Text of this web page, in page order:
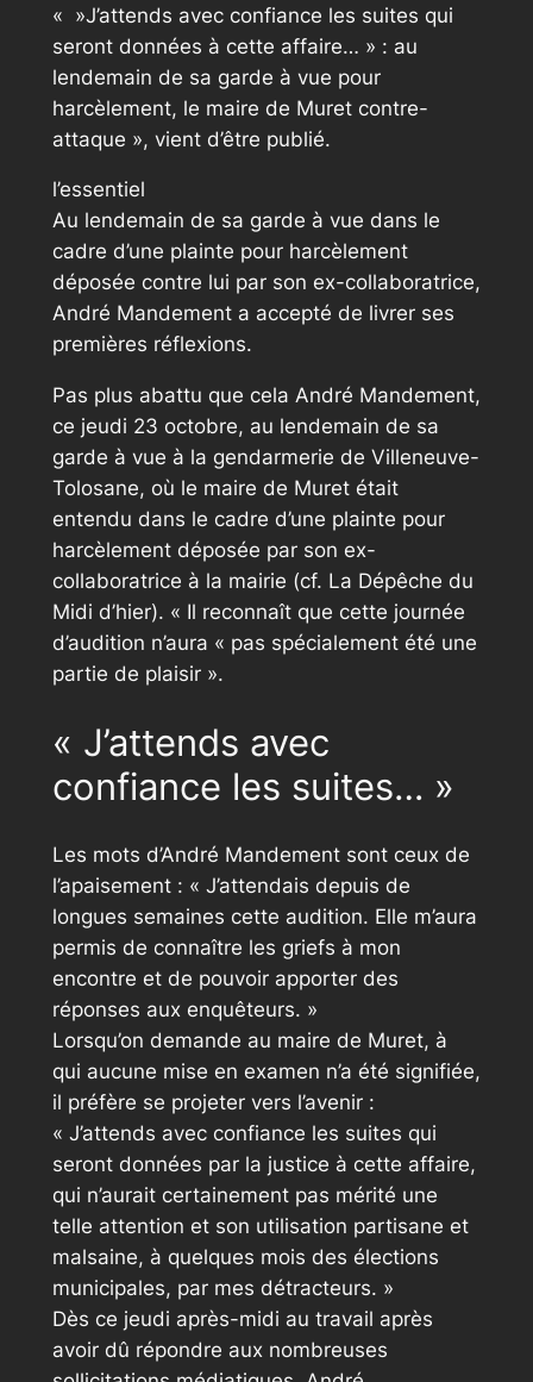
« »J’attends avec confiance les suites qui
seront données à cette affaire… » : au
lendemain de sa garde à vue pour
harcèlement, le maire de Muret contre-
attaque », vient d’être publié.
l’essentiel
Au lendemain de sa garde à vue dans le
cadre d’une plainte pour harcèlement
déposée contre lui par son ex-collaboratrice,
André Mandement a accepté de livrer ses
premières réflexions.
Pas plus abattu que cela André Mandement,
ce jeudi 23 octobre, au lendemain de sa
garde à vue à la gendarmerie de Villeneuve-
Tolosane, où le maire de Muret était
entendu dans le cadre d’une plainte pour
harcèlement déposée par son ex-
collaboratrice à la mairie (cf. La Dépêche du
Midi d’hier). « Il reconnaît que cette journée
d’audition n’aura « pas spécialement été une
partie de plaisir ».
« J’attends avec
confiance les suites… »
Les mots d’André Mandement sont ceux de
l’apaisement : « J’attendais depuis de
longues semaines cette audition. Elle m’aura
permis de connaître les griefs à mon
encontre et de pouvoir apporter des
réponses aux enquêteurs. »
Lorsqu’on demande au maire de Muret, à
qui aucune mise en examen n’a été signifiée,
il préfère se projeter vers l’avenir :
« J’attends avec confiance les suites qui
seront données par la justice à cette affaire,
qui n’aurait certainement pas mérité une
telle attention et son utilisation partisane et
malsaine, à quelques mois des élections
municipales, par mes détracteurs. »
Dès ce jeudi après-midi au travail après
avoir dû répondre aux nombreuses